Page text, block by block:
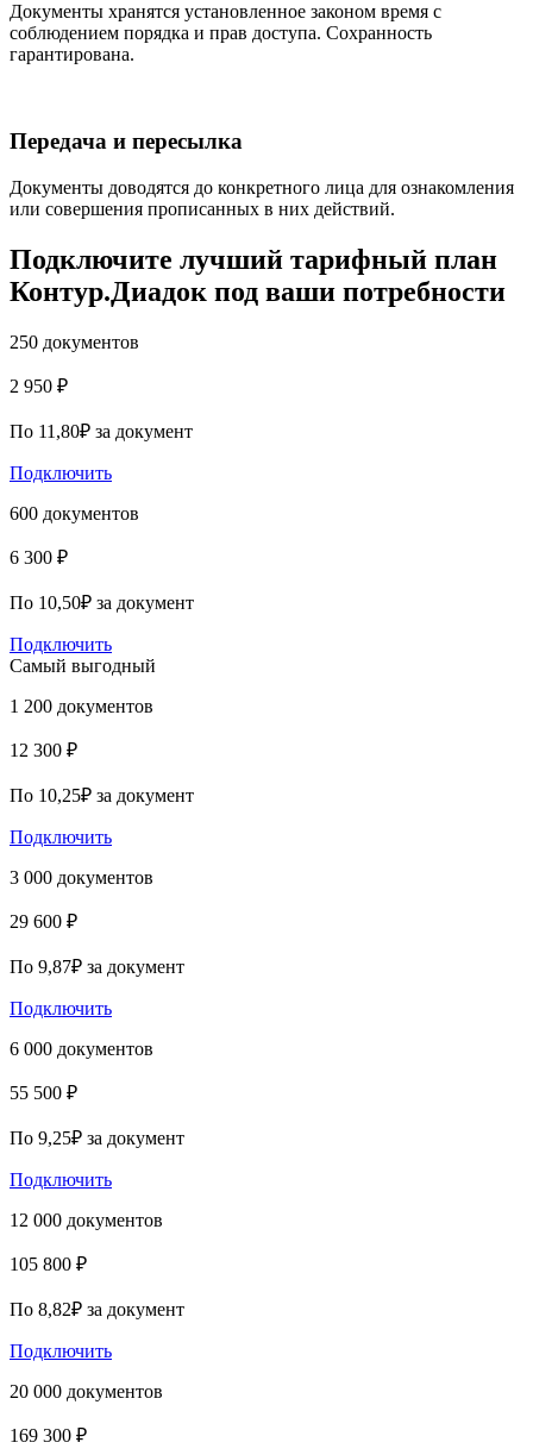
Документы хранятся установленное законом время с
соблюдением порядка и прав доступа. Сохранность
гарантирована.
Передача и пересылка
Документы доводятся до конкретного лица для ознакомления
или совершения прописанных в них действий.
Подключите лучший тарифный план
Контур.Диадок под ваши потребности
250 документов
2 950 ₽
По 11,80₽ за документ
Подключить
600 документов
6 300 ₽
По 10,50₽ за документ
Подключить
Самый выгодный
1 200 документов
12 300 ₽
По 10,25₽ за документ
Подключить
3 000 документов
29 600 ₽
По 9,87₽ за документ
Подключить
6 000 документов
55 500 ₽
По 9,25₽ за документ
Подключить
12 000 документов
105 800 ₽
По 8,82₽ за документ
Подключить
20 000 документов
169 300 ₽